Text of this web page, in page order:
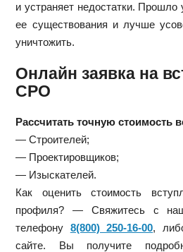
и устраняет недостатки.
ее существования и лучше
уничтожить.
Онлайн заявка на
СРО
Рассчитать точную стоимость
— Строителей;
— Проектировщиков;
— Изыскателей.
Как оценить стоимость
профиля? — Свяжитесь с
телефону 8(800) 250-16-00,
сайте. Вы получите